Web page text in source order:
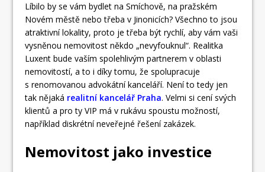
Líbilo by se vám bydlet na Smíchově, na pražském
Novém městě nebo třeba v Jinonicích? Všechno to jsou
atraktivní lokality, proto je třeba být rychlí, aby vám vaši
vysněnou nemovitost někdo „nevyfouknul“. Realitka
Luxent bude vaším spolehlivým partnerem v oblasti
nemovitostí, a to i díky tomu, že spolupracuje
s renomovanou advokátní kanceláří. Není to tedy jen
tak nějaká realitní kancelář Praha. Velmi si cení svých
klientů a pro ty VIP má v rukávu spoustu možností,
například diskrétní neveřejné řešení zakázek.
Nemovitost jako investice